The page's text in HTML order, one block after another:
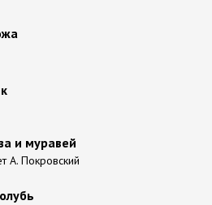
и муравей
А. Покровский